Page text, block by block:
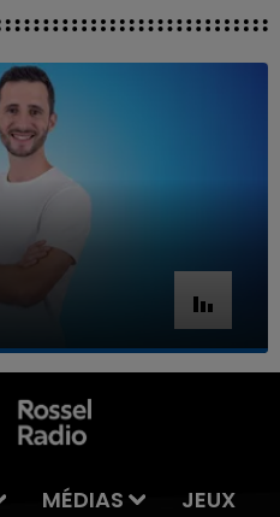
MÉDIAS JEUX